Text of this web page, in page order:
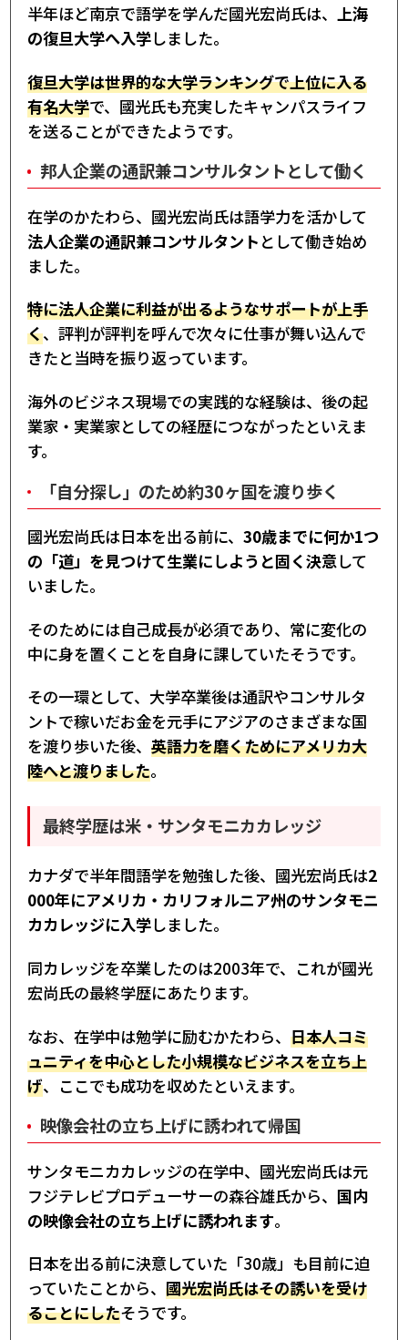
半年ほど南京で語学を学んだ國光宏尚氏は、 上海
の復旦大学へ入学しました。
復旦大学は世界的な大学ランキングで上位に入る
有名大学で、國光氏も充実したキャンパスライフ
を送ることができたようです。
邦人企業の通訳兼コンサルタントとして働く
在学のかたわら、國光宏尚氏は語学力を活かして
法人企業の通訳兼コンサルタント として働き始め
ました。
特に法人企業に利益が出るようなサポートが上手
く、評判が評判を呼んで次々に仕事が舞い込んで
きたと当時を振り返っています。
海外のビジネス現場での実践的な経験は、後の起
業家・実業家としての経歴につながったといえま
す。
「自分探し」のため約30ヶ国を渡り歩く
國光宏尚氏は日本を出る前に、 30歳までに何か1つ
の「道」を見つけて生業にしようと固く決意 して
いました。
そのためには自己成長が必須であり、常に変化の
中に身を置くことを自身に課していたそうです。
その一環として、大学卒業後は通訳やコンサルタ
ントで稼いだお金を元手にアジアのさまざまな国
を渡り歩いた後、 英語力を磨くためにアメリカ大
陸へと渡りました。
最終学歴は米・サンタモニカカレッジ
カナダで半年間語学を勉強した後、國光宏尚氏は2
000年にアメリカ・カリフォルニア州のサンタモニ
カカレッジに入学しました。
同カレッジを卒業したのは2003年で、これが國光
宏尚氏の最終学歴にあたります。
なお、在学中は勉学に励むかたわら、 日本人コミ
ュニティを中心とした小規模なビジネスを立ち上
げ、ここでも成功を収めたといえます。
映像会社の立ち上げに誘われて帰国
サンタモニカカレッジの在学中、國光宏尚氏は元
フジテレビプロデューサーの森谷雄氏から、 国内
の映像会社の立ち上げに誘われます。
日本を出る前に決意していた「30歳」も目前に迫
っていたことから、 國光宏尚氏はその誘いを受け
ることにしたそうです。